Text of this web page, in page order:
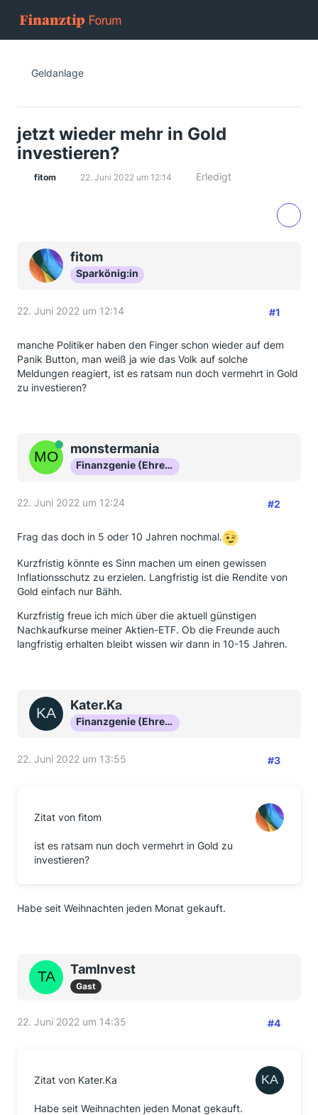
Geldanlage
jetzt wieder mehr in Gold
investieren?
fitom 22. Juni 2022 um 12:14 Erledigt
fitom
Sparkönig:in
22. Juni 2022 um 12:14 #1
manche Politiker haben den Finger schon wieder auf dem
Panik Button, man weiß ja wie das Volk auf solche
Meldungen reagiert, ist es ratsam nun doch vermehrt in Gold
zu investieren?
Onlinemonstermania
Finanzgenie (Ehrenmitglied)
22. Juni 2022 um 12:24 #2
Frag das doch in 5 oder 10 Jahren nochmal.
Kurzfristig könnte es Sinn machen um einen gewissen
Inflationsschutz zu erzielen. Langfristig ist die Rendite von
Gold einfach nur Bähh.
Kurzfristig freue ich mich über die aktuell günstigen
Nachkaufkurse meiner Aktien-ETF. Ob die Freunde auch
langfristig erhalten bleibt wissen wir dann in 10-15 Jahren.
Kater.Ka
Finanzgenie (Ehrenmitglied)
22. Juni 2022 um 13:55 #3
Zitat von fitom
ist es ratsam nun doch vermehrt in Gold zu
investieren?
Habe seit Weihnachten jeden Monat gekauft.
TamInvest
Gast
22. Juni 2022 um 14:35 #4
Zitat von Kater.Ka
Habe seit Weihnachten jeden Monat gekauft.